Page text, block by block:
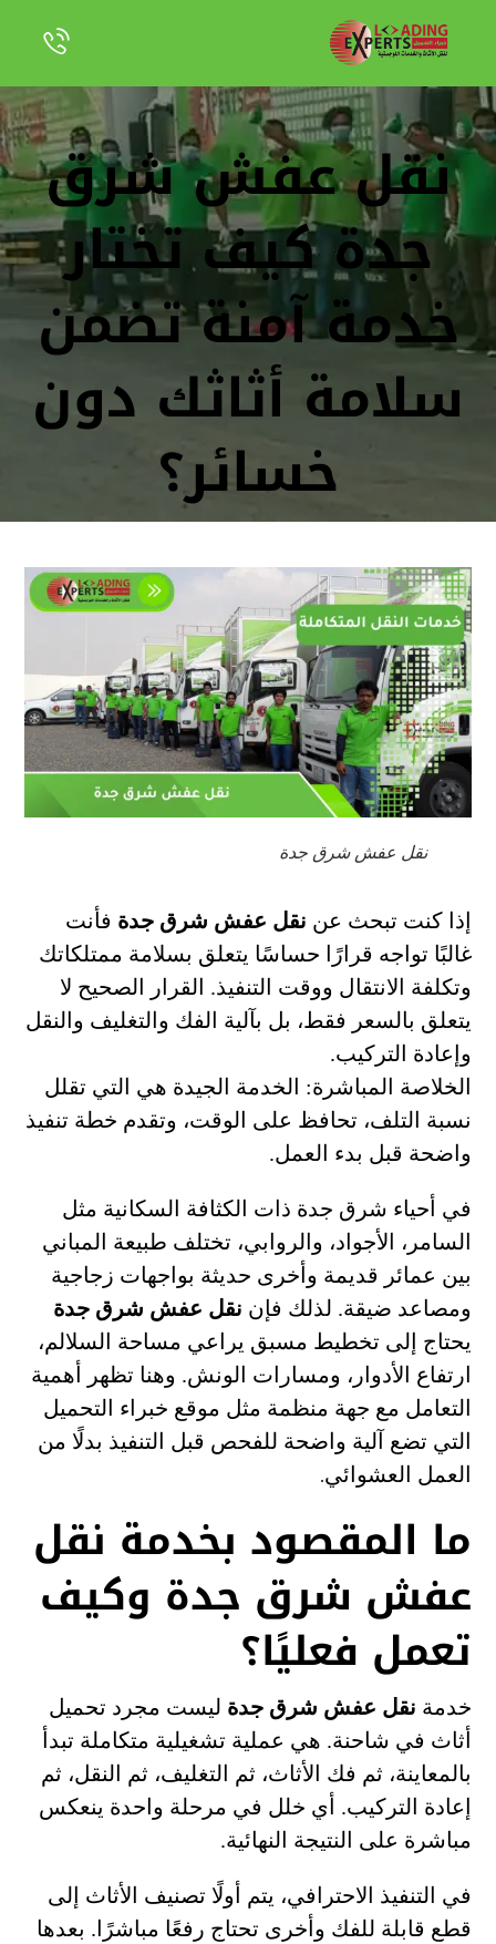
نقل عفش شرق
جدة كيف تختار
خدمة آمنة تضمن
سلامة أثاثك دون
خسائر؟
نقل عفش شرق جدة
إذا كنت تبحث عن نقل عفش شرق جدة فأنت
غالبًا تواجه قرارًا حساسًا يتعلق بسلامة ممتلكاتك
وتكلفة الانتقال ووقت التنفيذ. القرار الصحيح لا
يتعلق بالسعر فقط، بل بآلية الفك والتغليف والنقل
وإعادة التركيب.
الخلاصة المباشرة: الخدمة الجيدة هي التي تقلل
نسبة التلف، تحافظ على الوقت، وتقدم خطة تنفيذ
واضحة قبل بدء العمل.
في أحياء شرق جدة ذات الكثافة السكانية مثل
السامر، الأجواد، والروابي، تختلف طبيعة المباني
بين عمائر قديمة وأخرى حديثة بواجهات زجاجية
ومصاعد ضيقة. لذلك فإن نقل عفش شرق جدة
يحتاج إلى تخطيط مسبق يراعي مساحة السلالم،
ارتفاع الأدوار، ومسارات الونش. وهنا تظهر أهمية
التعامل مع جهة منظمة مثل موقع خبراء التحميل
التي تضع آلية واضحة للفحص قبل التنفيذ بدلًا من
العمل العشوائي.
ما المقصود بخدمة نقل
عفش شرق جدة وكيف
تعمل فعليًا؟
خدمة نقل عفش شرق جدة ليست مجرد تحميل
أثاث في شاحنة. هي عملية تشغيلية متكاملة تبدأ
بالمعاينة، ثم فك الأثاث، ثم التغليف، ثم النقل، ثم
إعادة التركيب. أي خلل في مرحلة واحدة ينعكس
مباشرة على النتيجة النهائية.
في التنفيذ الاحترافي، يتم أولًا تصنيف الأثاث إلى
قطع قابلة للفك وأخرى تحتاج رفعًا مباشرًا. بعدها